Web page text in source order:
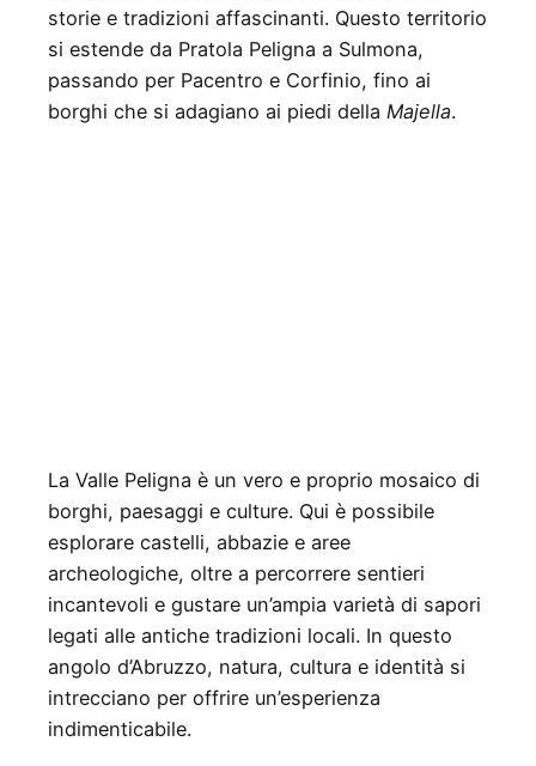
storie e tradizioni affascinanti. Questo territorio
si estende da Pratola Peligna a Sulmona,
passando per Pacentro e Corfinio, fino ai
borghi che si adagiano ai piedi della Majella.
La Valle Peligna è un vero e proprio mosaico di
borghi, paesaggi e culture. Qui è possibile
esplorare castelli, abbazie e aree
archeologiche, oltre a percorrere sentieri
incantevoli e gustare un’ampia varietà di sapori
legati alle antiche tradizioni locali. In questo
angolo d’Abruzzo, natura, cultura e identità si
intrecciano per offrire un’esperienza
indimenticabile.